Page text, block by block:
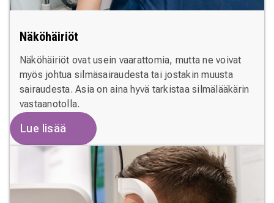
Näköhäiriöt
Näköhäiriöt ovat usein vaarattomia, mutta ne voivat
myös johtua silmäsairaudesta tai jostakin muusta
sairaudesta. Asia on aina hyvä tarkistaa silmälääkärin
vastaanotolla.
Lue lisää